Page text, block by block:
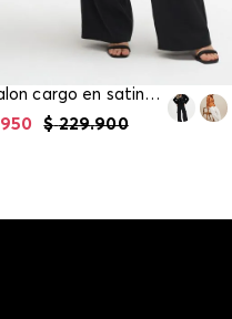
Pantalon cargo en satin para mujer
$ 229.900
950